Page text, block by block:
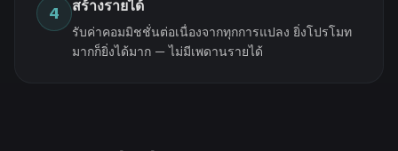
4 สร้างรายได้
รับค่าคอมมิชชั่นต่อเนื่องจากทุกการแปลง ยิ่งโปรโมท
มากก็ยิ่งได้มาก — ไม่มีเพดานรายได้